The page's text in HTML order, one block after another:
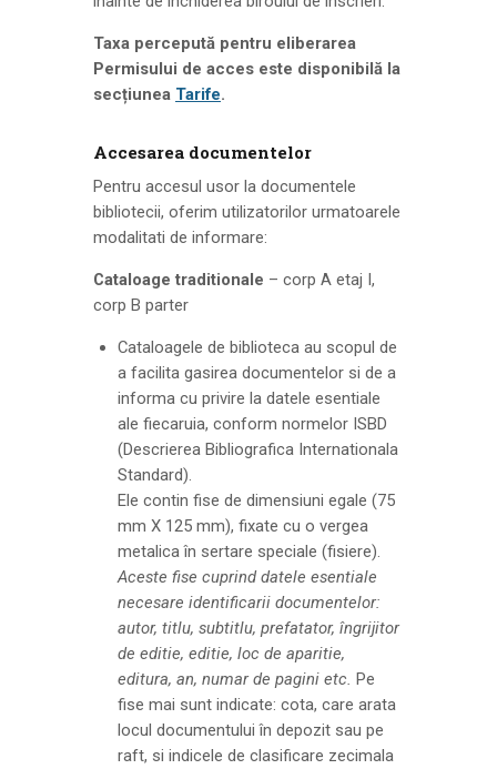
Taxa percepută pentru eliberarea
Permisului de acces este disponibilă la
secțiunea Tarife.
Accesarea documentelor
Pentru accesul usor la documentele
bibliotecii, oferim utilizatorilor urmatoarele
modalitati de informare:
Cataloage traditionale – corp A etaj I,
corp B parter
Cataloagele de biblioteca au scopul de
a facilita gasirea documentelor si de a
informa cu privire la datele esentiale
ale fiecaruia, conform normelor ISBD
(Descrierea Bibliografica Internationala
Standard).
Ele contin fise de dimensiuni egale (75
mm X 125 mm), fixate cu o vergea
metalica în sertare speciale (fisiere).
Aceste fise cuprind datele esentiale
necesare identificarii documentelor:
autor, titlu, subtitlu, prefatator, îngrijitor
de editie, editie, loc de aparitie,
editura, an, numar de pagini etc. Pe
fise mai sunt indicate: cota, care arata
locul documentului în depozit sau pe
raft, si indicele de clasificare zecimala